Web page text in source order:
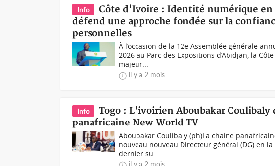
Info
Côte d'Ivoire : Identité numérique
défend une approche fondée sur la
personnelles
À l’occasion de la 12e Assemblée générale
2026 au Parc des Expositions d’Abidjan, la
majeur...
il y a 2 mois
Info
Togo : L'ivoirien Aboubakar Coulibaly
panafricaine New World TV
Aboubakar Coulibaly (ph)La chaine
nouveau nouveau Directeur général (DG) en
dernier su...
il y a 2 mois